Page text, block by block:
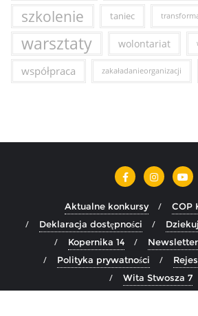
szkolenie taniec
warsztaty wolontariat
współpraca zakaładanieorganizacji
Aktualne konkursy
COP
Deklaracja dostępności
Kopernika 14
Newsletter
Polityka prywatności
Wita Stwosza 7